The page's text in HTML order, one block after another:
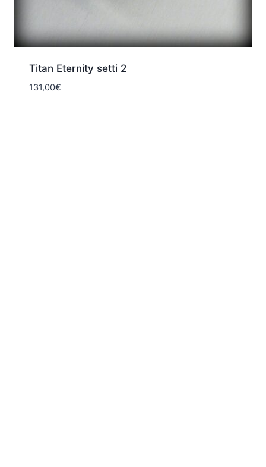
Titan Eternity setti 2
131,00€